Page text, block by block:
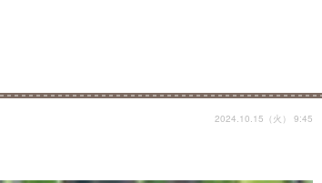
2024.10.15（火） 9:45